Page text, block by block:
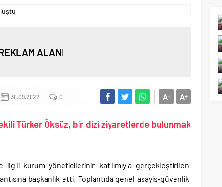
ALANI
30.09.2022 0 A+
A-
Türker Öksüz, bir dizi ziyaretlerde bulunmak
kurum yöneticilerinin katılımıyla gerçekleştirilen,
başkanlık etti. Toplantıda genel asayiş-güvenlik,